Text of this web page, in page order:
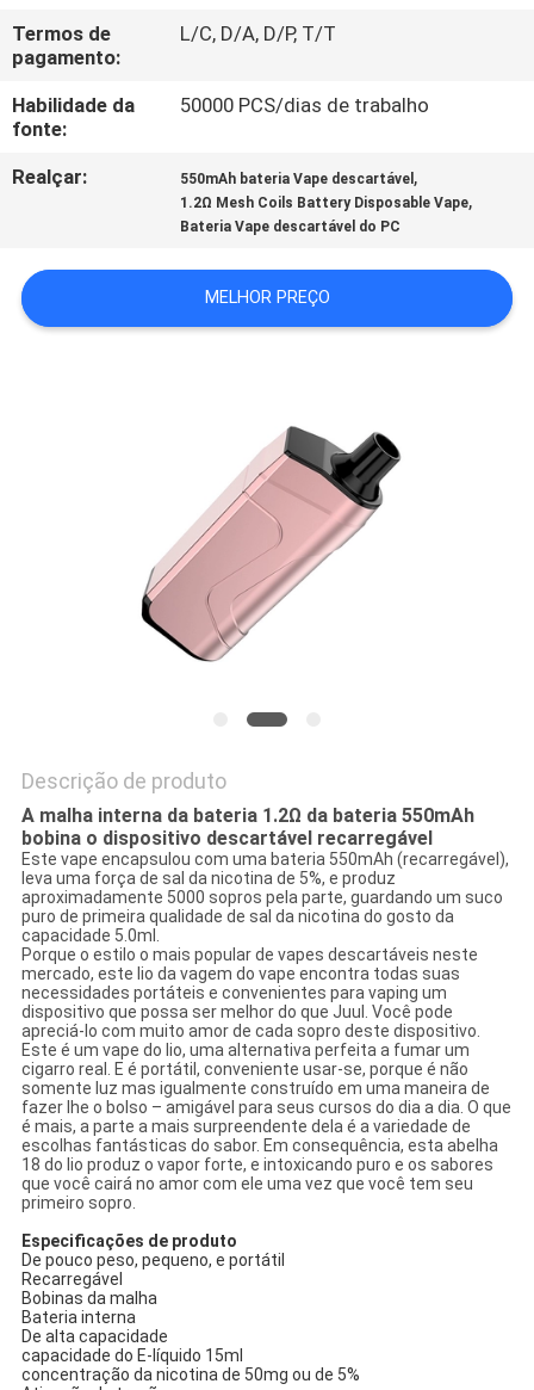
PEÇA
UMAS
CITAÇÕES
MAPA
SITE
Termos de
pagamento:
L/C, D/A, D/P, T/T
Habilidade da
fonte:
50000 PCS/dias de trabalho
Realçar: 550mAh bateria Vape descartável ,
1.2Ω Mesh Coils Battery Disposable Vape,
Bateria Vape descartável do PC
MELHOR PREÇO
Descrição de produto
A malha interna da bateria 1.2Ω da bateria 550mAh
bobina o dispositivo descartável recarregável
Este vape encapsulou com uma bateria 550mAh (recarregável),
leva uma força de sal da nicotina de 5%, e produz
aproximadamente 5000 sopros pela parte, guardando um suco
puro de primeira qualidade de sal da nicotina do gosto da
capacidade 5.0ml.
Porque o estilo o mais popular de vapes descartáveis neste
mercado, este lio da vagem do vape encontra todas suas
necessidades portáteis e convenientes para vaping um
dispositivo que possa ser melhor do que Juul. Você pode
apreciá-lo com muito amor de cada sopro deste dispositivo.
Este é um vape do lio, uma alternativa perfeita a fumar um
cigarro real. E é portátil, conveniente usar-se, porque é não
somente luz mas igualmente construído em uma maneira de
fazer lhe o bolso – amigável para seus cursos do dia a dia. O que
é mais, a parte a mais surpreendente dela é a variedade de
escolhas fantásticas do sabor. Em consequência, esta abelha
18 do lio produz o vapor forte, e intoxicando puro e os sabores
que você cairá no amor com ele uma vez que você tem seu
primeiro sopro.
Especificações de produto
De pouco peso, pequeno, e portátil
Recarregável
Bobinas da malha
Bateria interna
De alta capacidade
capacidade do E-líquido 15ml
concentração da nicotina de 50mg ou de 5%